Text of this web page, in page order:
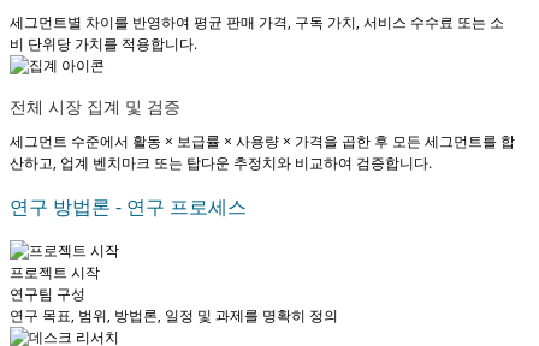
세그먼트별 차이를 반영하여 평균 판매 가격, 구독 가치, 서비스 수수료 또는 소
비 단위당 가치를 적용합니다.
전체 시장 집계 및 검증
세그먼트 수준에서 활동 × 보급률 × 사용량 × 가격을 곱한 후 모든 세그먼트를 합
산하고, 업계 벤치마크 또는 탑다운 추정치와 비교하여 검증합니다.
연구 방법론 - 연구 프로세스
프로젝트 시작
연구팀 구성
연구 목표, 범위, 방법론, 일정 및 과제를 명확히 정의